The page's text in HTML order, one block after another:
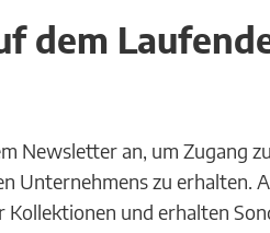
dem
Newsletter an, um Zugang
Unternehmens zu erhalten.
und erhalten